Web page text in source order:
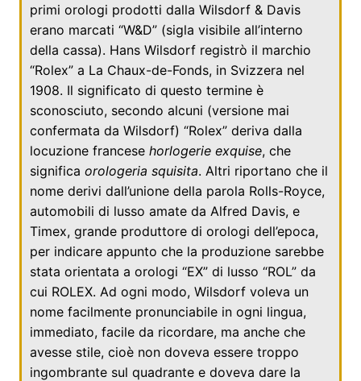
primi orologi prodotti dalla Wilsdorf & Davis
erano marcati “W&D” (sigla visibile all’interno
della cassa). Hans Wilsdorf registrò il marchio
“Rolex” a La Chaux-de-Fonds, in Svizzera nel
1908. Il significato di questo termine è
sconosciuto, secondo alcuni (versione mai
confermata da Wilsdorf) “Rolex” deriva dalla
locuzione francese horlogerie exquise, che
significa orologeria squisita. Altri riportano che il
nome derivi dall’unione della parola Rolls-Royce,
automobili di lusso amate da Alfred Davis, e
Timex, grande produttore di orologi dell’epoca,
per indicare appunto che la produzione sarebbe
stata orientata a orologi “EX” di lusso “ROL” da
cui ROLEX. Ad ogni modo, Wilsdorf voleva un
nome facilmente pronunciabile in ogni lingua,
immediato, facile da ricordare, ma anche che
avesse stile, cioè non doveva essere troppo
ingombrante sul quadrante e doveva dare la